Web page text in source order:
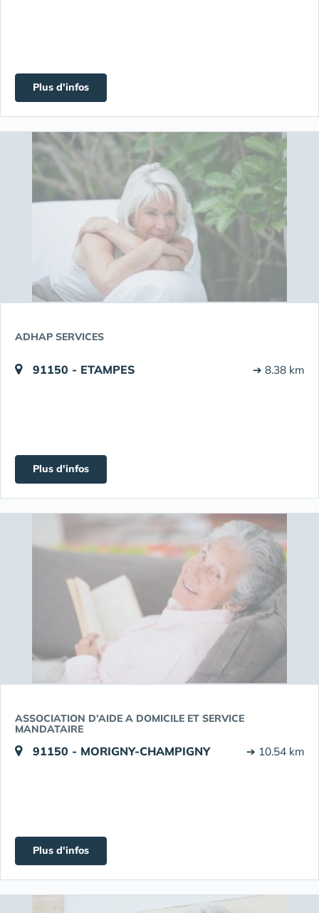
Plus d'infos
ADHAP SERVICES
91150 - ETAMPES ➔ 8.38 km
Plus d'infos
ASSOCIATION D’AIDE A DOMICILE ET SERVICE
MANDATAIRE
91150 - MORIGNY-CHAMPIGNY ➔ 10.54 km
Plus d'infos